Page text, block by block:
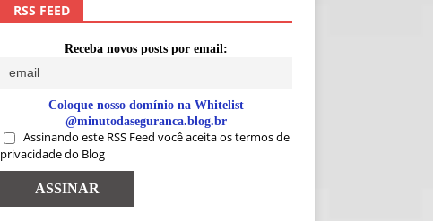
RSS FEED
Receba novos posts por email:
Coloque nosso domínio na Whitelist
@minutodaseguranca.blog.br
Assinando este RSS Feed você aceita os termos de
privacidade do Blog